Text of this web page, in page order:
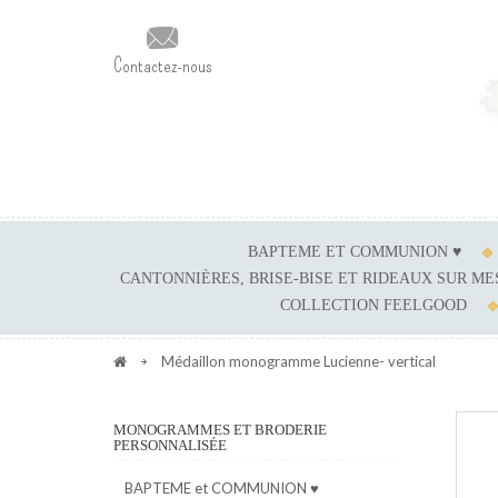
Contactez-nous
BAPTEME ET COMMUNION ♥
CANTONNIÈRES, BRISE-BISE ET RIDEAUX SUR
COLLECTION FEELGOOD
Médaillon monogramme Lucienne- vertical
MONOGRAMMES ET BRODERIE
PERSONNALISÉE
BAPTEME et COMMUNION ♥